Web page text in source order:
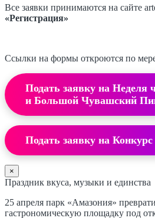
Все заявки принимаются на сайте
«Регистрация»
Ссылки на формы откроются по
Подать заявку на Неделя
и Большой Чувашский
Подать заявку на
×
Праздник вкуса, музыки и единства
25 апреля парк «Амазония»
гастрономическую площадку под